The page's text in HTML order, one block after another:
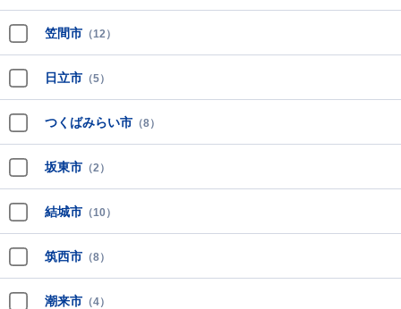
笠間市 （12）
日立市 （5）
つくばみらい市 （8）
坂東市 （2）
結城市 （10）
筑西市 （8）
潮来市 （4）